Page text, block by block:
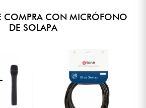
COMPRA CON MICRÓFONO
DE SOLAPA